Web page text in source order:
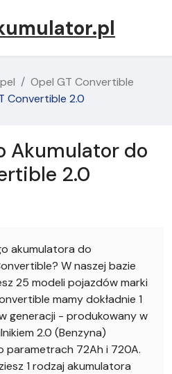
Opel GT Convertible
Convertible 2.0
Akumulator do
2.0
akumulatora do
W naszej bazie
25 modeli pojazdów marki
mamy dokładnie 1
generacji - produkowany w
2.0 (Benzyna)
parametrach 72Ah i 720A.
1 rodzaj akumulatora